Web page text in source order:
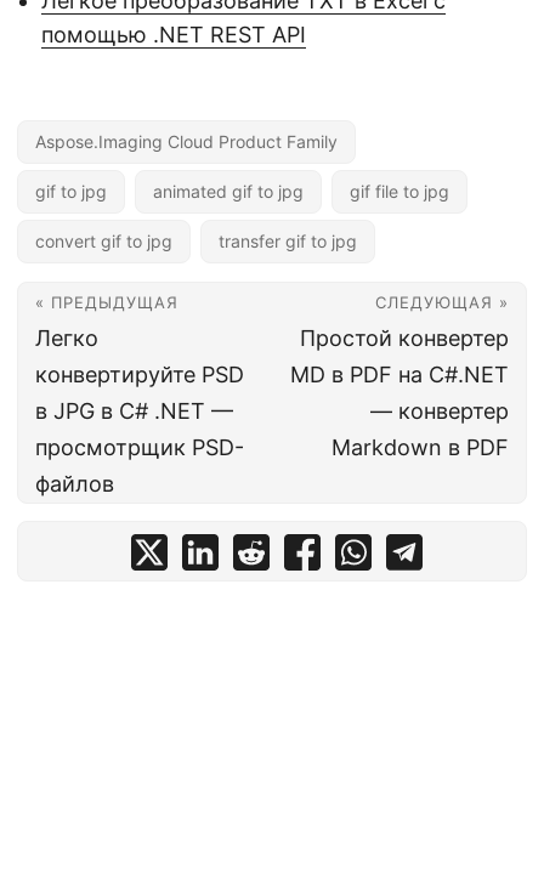
помощью .NET REST API
Aspose.Imaging Cloud Product Family
gif to jpg animated gif to jpg gif file to jpg
convert gif to jpg transfer gif to jpg
« ПРЕДЫДУЩАЯ
Легко
конвертируйте PSD
в JPG в C# .NET —
просмотрщик PSD-
файлов
СЛЕДУЮЩАЯ »
Простой конвертер
MD в PDF на C#.NET
— конвертер
Markdown в PDF